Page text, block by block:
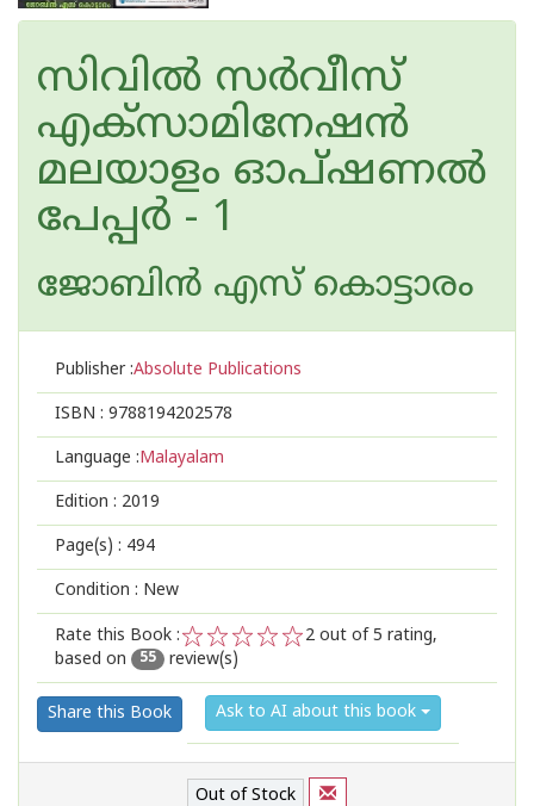
സിവില്‍ സര്‍വീസ്
എക്സാമിനേഷന്‍
മലയാളം ഓപ്ഷണല്‍
പേപ്പര്‍ - 1
ജോബിന്‍ എസ് കൊട്ടാരം
Publisher :Absolute Publications
ISBN : 9788194202578
Language :Malayalam
Edition : 2019
Page(s) : 494
Condition : New
Rate this Book :
3
2
1
2 out of 5 rating,
based on
55 review(s)
Share this Book Ask to AI about this book
Out of Stock